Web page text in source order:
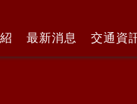
最新消息 交通資